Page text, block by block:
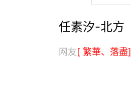
任素汐-北方
网友[ 繁華、落盡]